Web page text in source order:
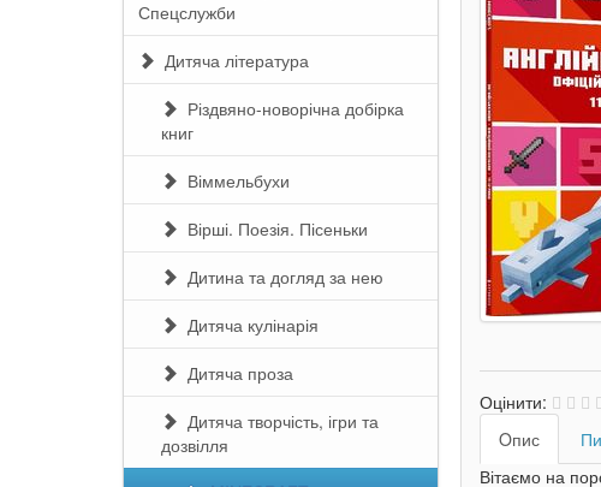
Спецслужби
Дитяча література
Різдвяно-новорічна добірка
книг
Віммельбухи
Вірші. Поезія. Пісеньки
Дитина та догляд за нею
Дитяча кулінарія
Дитяча проза
Дитяча творчість, ігри та
дозвілля
Оцінити:
Oпис
Вітаємо на